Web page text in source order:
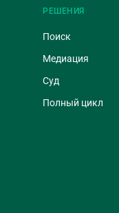
РЕШЕНИЯ
Поиск
Медиация
Суд
Полный цикл